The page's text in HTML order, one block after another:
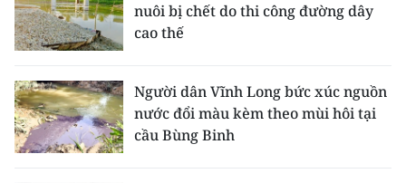
nuôi bị chết do thi công đường dây
cao thế
Người dân Vĩnh Long bức xúc nguồn
nước đổi màu kèm theo mùi hôi tại
cầu Bùng Binh